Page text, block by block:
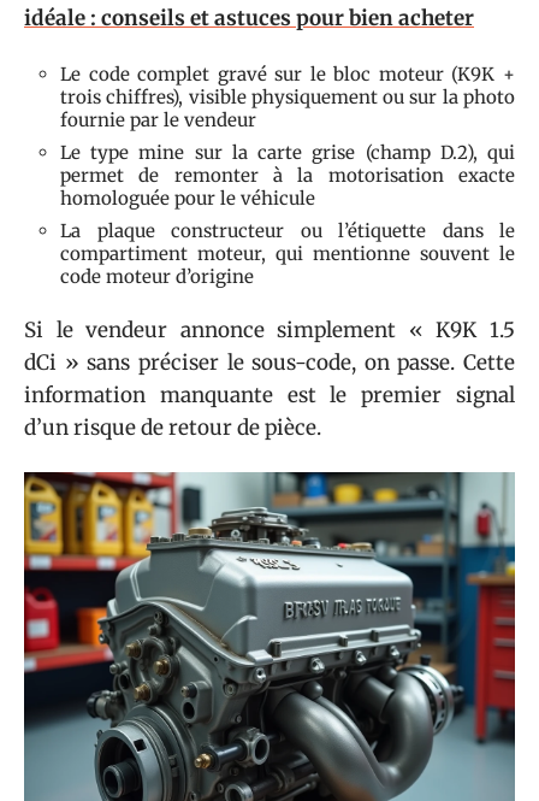
idéale : conseils et astuces pour bien acheter
Le code complet gravé sur le bloc moteur (K9K +
trois chiffres), visible physiquement ou sur la photo
fournie par le vendeur
Le type mine sur la carte grise (champ D.2), qui
permet de remonter à la motorisation exacte
homologuée pour le véhicule
La plaque constructeur ou l’étiquette dans le
compartiment moteur, qui mentionne souvent le
code moteur d’origine
Si le vendeur annonce simplement « K9K 1.5
dCi » sans préciser le sous-code, on passe. Cette
information manquante est le premier signal
d’un risque de retour de pièce.